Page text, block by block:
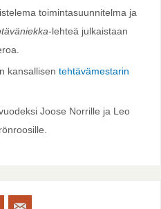
toimintasuunnitelma ja
-lehteä julkaistaan
kansallisen tehtävämestarin
Joose Norrille ja Leo